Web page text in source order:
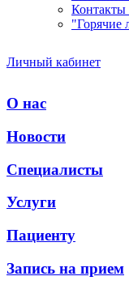
Контакты
"Горячие
Личный кабинет
О нас
Новости
Специалисты
Услуги
Пациенту
Запись на прием